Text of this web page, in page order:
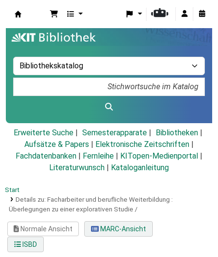
Erweiterte Suche Semesterapparate
Bibliotheken
Aufsätze & Papers
Elektronische Zeitschriften
Fachdatenbanken
Fernleihe KITopen-Medienportal
Literaturwunsch
Kataloganleitung
Start
Details zu: Facharbeiter und berufliche Weiterbildung :
Überlegungen zu einer explorativen Studie /
Normale Ansicht
MARC-Ansicht
ISBD